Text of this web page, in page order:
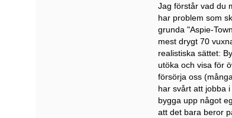
Jag förstår vad du
har problem som
grunda "Aspie-
mest drygt 70
realistiska sättet:
utöka och visa för
försörja oss
har svårt att jobba
bygga upp något
att det bara beror